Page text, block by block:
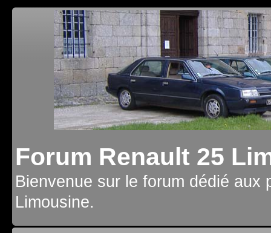
Forum Renault 25
Bienvenue sur le forum dédié aux
Limousine.